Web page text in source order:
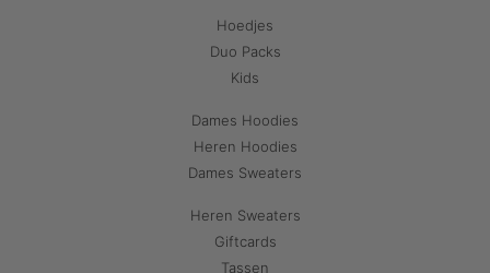
Hoedjes
Duo Packs
Kids
Dames Hoodies
Heren Hoodies
Dames Sweaters
Heren Sweaters
Giftcards
Tassen